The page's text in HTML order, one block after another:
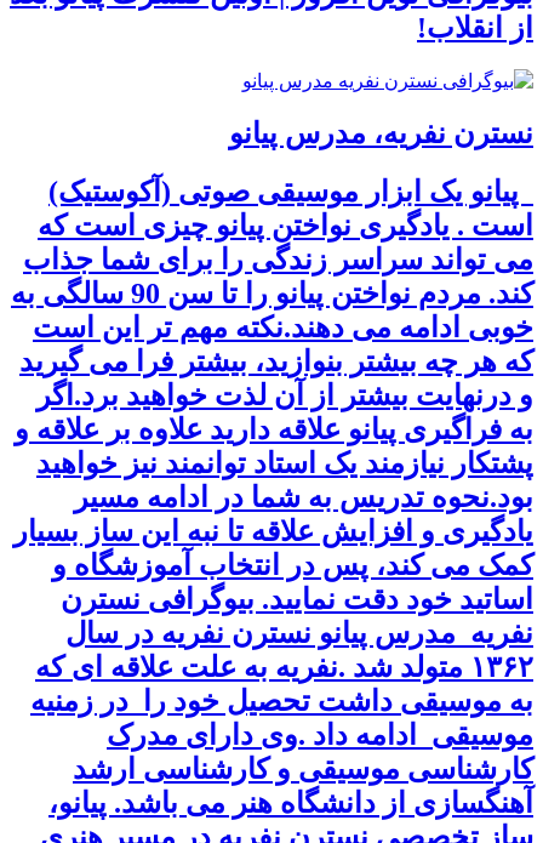
از انقلاب!
نسترن نفریه، مدرس پیانو
پیانو یک ابزار موسیقی صوتی (آکوستیک)
است . یادگیری نواختن پیانو چیزی است که
می تواند سراسر زندگی را برای شما جذاب
کند. مردم نواختن پیانو را تا سن 90 سالگی به
خوبی ادامه می دهند.نکته مهم تر این است
که هر چه بیشتر بنوازید، بیشتر فرا می گیرید
و درنهایت بیشتر از آن لذت خواهید برد.اگر
به فراگیری پیانو علاقه دارید علاوه بر علاقه و
پشتکار نیازمند یک استاد توانمند نیز خواهید
بود.نحوه تدریس به شما در ادامه مسیر
یادگیری و افزایش علاقه تا نبه این ساز بسیار
کمک می کند، پس در انتخاب آموزشگاه و
اساتید خود دقت نمایید. بیوگرافی نسترن
نفریه مدرس پیانو نسترن نفریه در سال
۱۳۶۲ متولد شد .نفریه به علت علاقه ای که
به موسیقی داشت تحصیل خود را در زمنیه
موسیقی ادامه داد .وی دارای مدرک
کارشناسی موسیقی و کارشناسی ارشد
آهنگسازی از دانشگاه هنر می باشد. پیانو،
ساز تخصصی نسترن نفریه در مسیر هنری